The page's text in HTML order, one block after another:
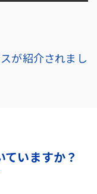
が紹介されまし
いますか？